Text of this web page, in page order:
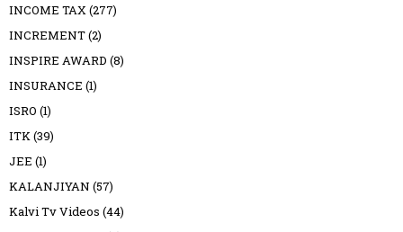
INCOME TAX(277)
INCREMENT(2)
INSPIRE AWARD (8)
INSURANCE (1)
ISRO (1)
ITK(39)
JEE (1)
KALANJIYAN (57)
Kalvi Tv Videos (44)